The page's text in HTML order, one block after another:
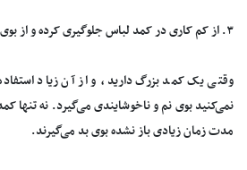
۳. از کم کاری در کمد لباس جلوگیری کرده و از بوی بد خداحافظی کنید.
وقتی یک کمد بزرگ دارید، و از آن زیاد
نمی‌کنید بوی نم و ناخوشایندی می‌گیرد. نه تنها
مدت زمان زیادی باز نشده بوی بد می‌گیرند.